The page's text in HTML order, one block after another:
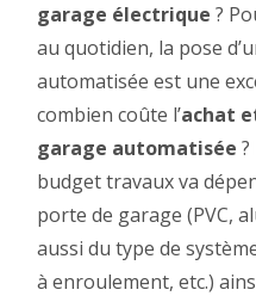
garage électrique ?
au quotidien, la pose
automatisée est une
combien coûte l’achat
garage automatisée
budget travaux va
porte de garage (PVC,
aussi du type de
à enroulement, etc.)